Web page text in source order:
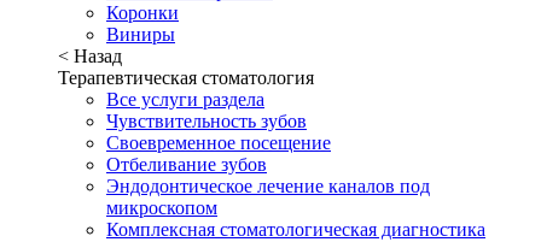
Коронки
Виниры
< Назад
Терапевтическая стоматология
Все услуги раздела
Чувствительность зубов
Своевременное посещение
Отбеливание зубов
Эндодонтическое лечение каналов под
микроскопом
Комплексная стоматологическая диагностика